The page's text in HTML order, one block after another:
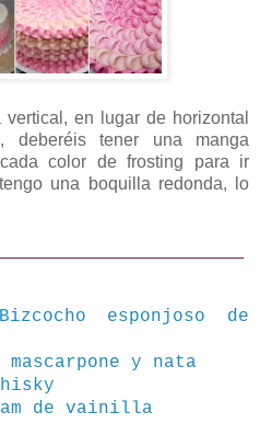
en lugar de horizontal
tener una manga
color de frosting para ir
una boquilla redonda, lo
Bizcocho esponjoso de
y nata
de vainilla